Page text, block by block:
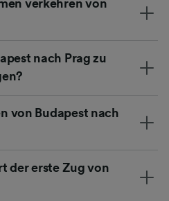
verkehren von
nach Prag zu
von Budapest nach
der erste Zug von